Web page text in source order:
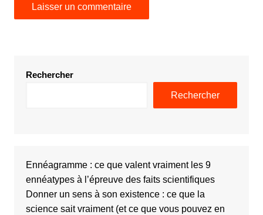
Rechercher
Rechercher
Ennéagramme : ce que valent vraiment les 9
ennéatypes à l’épreuve des faits scientifiques
Donner un sens à son existence : ce que la
science sait vraiment (et ce que vous pouvez en